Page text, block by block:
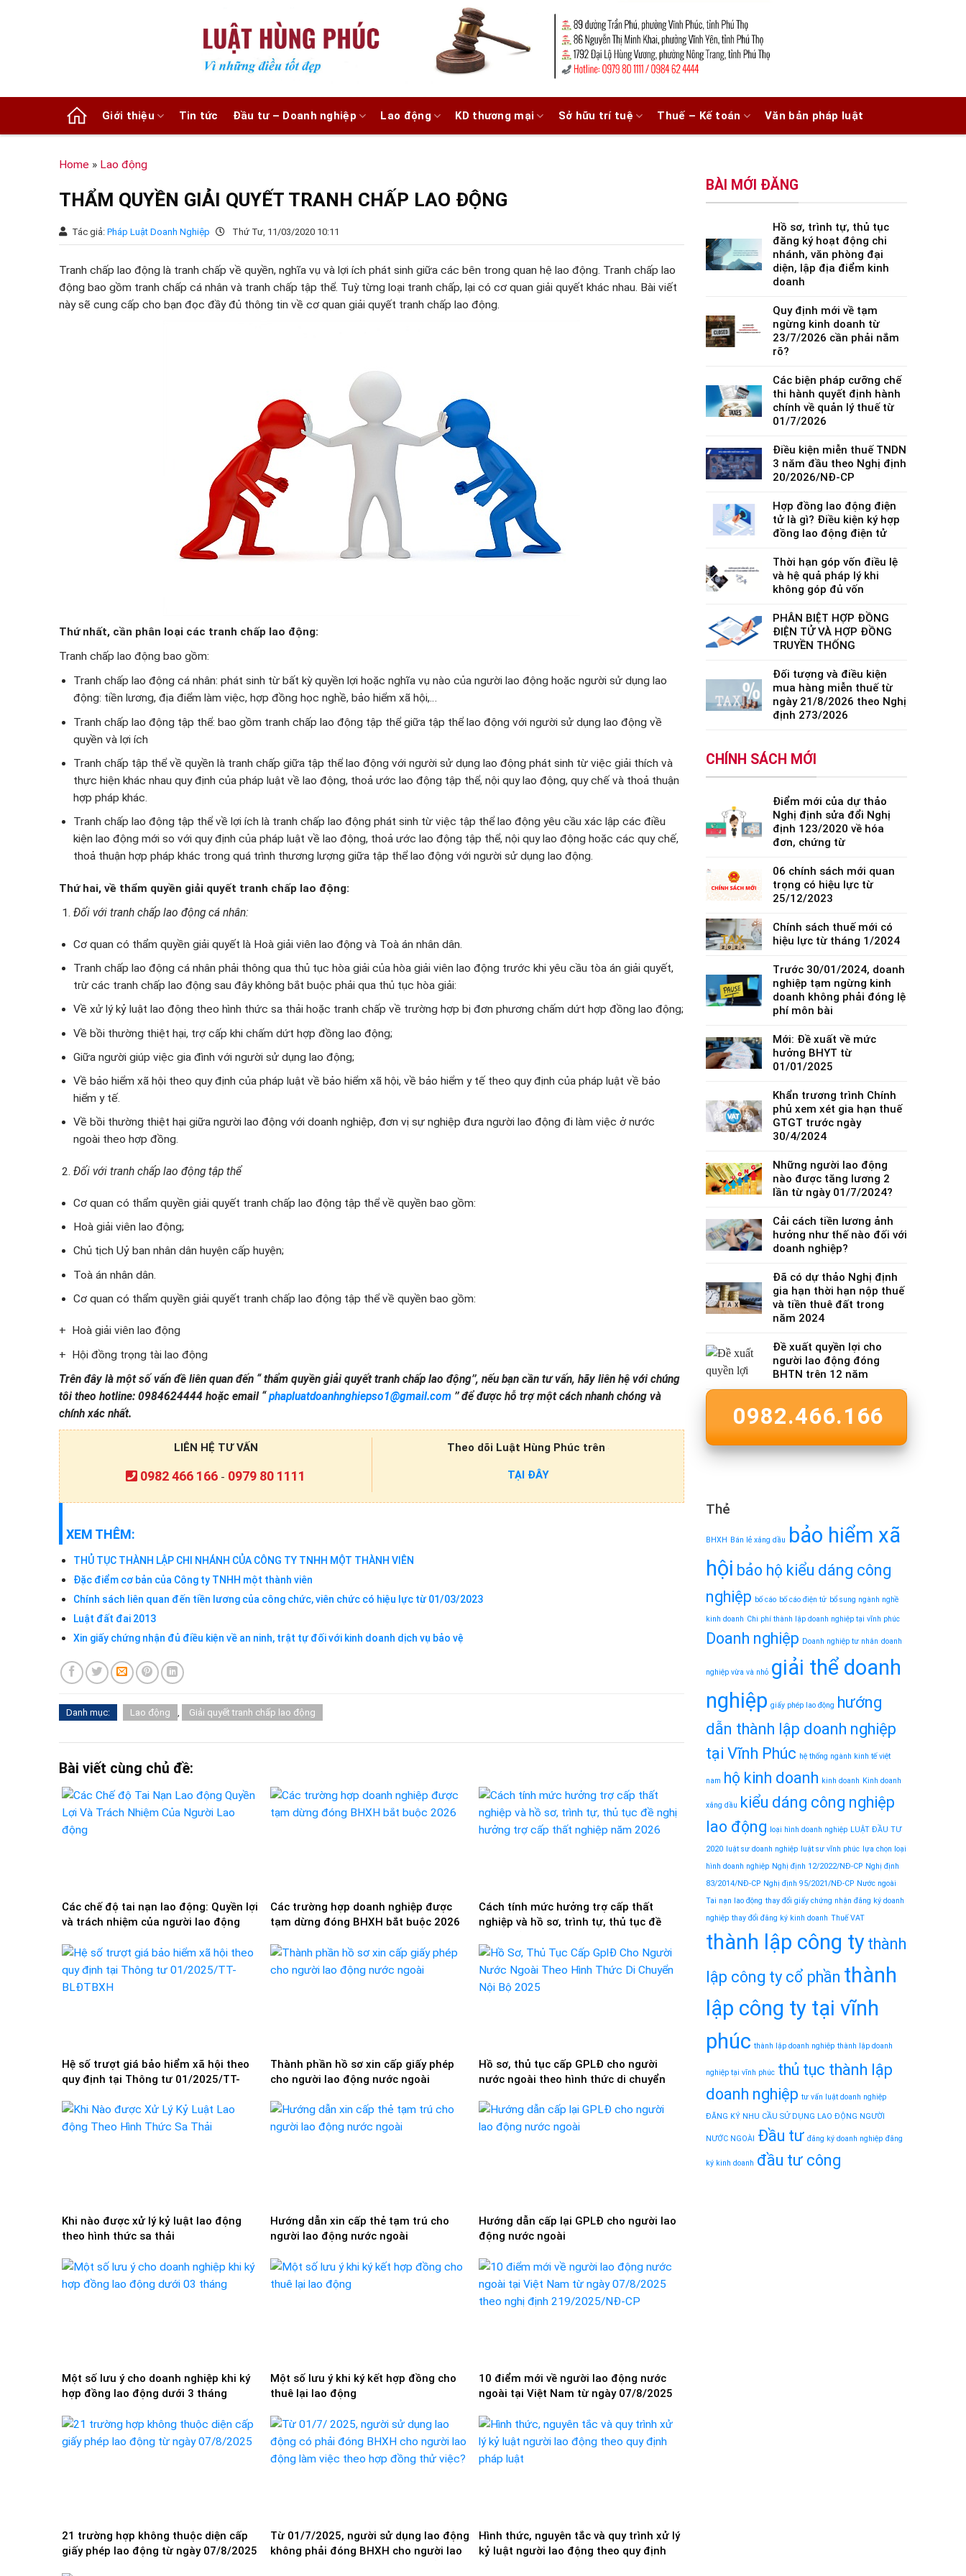
Giới thiệu Tin tức Đầu tư – Doanh nghiệp Lao động KD thương mại Sở hữu trí tuệ Thuế – Kế toán Văn bản pháp luật
Home » Lao động
THẨM QUYỀN GIẢI QUYẾT TRANH CHẤP LAO ĐỘNG
Tác giả: Pháp Luật Doanh Nghiệp Thứ Tư, 11/03/2020 10:11
Tranh chấp lao động là tranh chấp về quyền, nghĩa vụ và lợi ích phát sinh giữa các bên trong quan hệ lao động. Tranh chấp lao
động bao gồm tranh chấp cá nhân và tranh chấp tập thể. Tuỳ từng loại tranh chấp, lại có cơ quan giải quyết khác nhau. Bài viết
này sẽ cung cấp cho bạn đọc đầy đủ thông tin về cơ quan giải quyết tranh chấp lao động.
Thứ nhất, cần phân loại các tranh chấp lao động:
Tranh chấp lao động bao gồm:
Tranh chấp lao động cá nhân: phát sinh từ bất kỳ quyền lợi hoặc nghĩa vụ nào của người lao động hoặc người sử dụng lao
động: tiền lương, địa điểm làm việc, hợp đồng học nghề, bảo hiểm xã hội,…
Tranh chấp lao động tập thể: bao gồm tranh chấp lao động tập thể giữa tập thể lao động với người sử dụng lao động về
quyền và lợi ích
Tranh chấp tập thể về quyền là tranh chấp giữa tập thể lao động với người sử dụng lao động phát sinh từ việc giải thích và
thực hiện khác nhau quy định của pháp luật về lao động, thoả ước lao động tập thể, nội quy lao động, quy chế và thoả thuận
hợp pháp khác.
Tranh chấp lao động tập thể về lợi ích là tranh chấp lao động phát sinh từ việc tập thể lao động yêu cầu xác lập các điều
kiện lao động mới so với quy định của pháp luật về lao động, thoả ước lao động tập thể, nội quy lao động hoặc các quy chế,
thoả thuận hợp pháp khác trong quá trình thương lượng giữa tập thể lao động với người sử dụng lao động.
Thứ hai, về thẩm quyền giải quyết tranh chấp lao động:
Đối với tranh chấp lao động cá nhân:
Cơ quan có thẩm quyền giải quyết là Hoà giải viên lao động và Toà án nhân dân.
Tranh chấp lao động cá nhân phải thông qua thủ tục hòa giải của hòa giải viên lao động trước khi yêu cầu tòa án giải quyết,
trừ các tranh chấp lao động sau đây không bắt buộc phải qua thủ tục hòa giải:
Về xử lý kỷ luật lao động theo hình thức sa thải hoặc tranh chấp về trường hợp bị đơn phương chấm dứt hợp đồng lao động;
Về bồi thường thiệt hại, trợ cấp khi chấm dứt hợp đồng lao động;
Giữa người giúp việc gia đình với người sử dụng lao động;
Về bảo hiểm xã hội theo quy định của pháp luật về bảo hiểm xã hội, về bảo hiểm y tế theo quy định của pháp luật về bảo
hiểm y tế.
Về bồi thường thiệt hại giữa người lao động với doanh nghiệp, đơn vị sự nghiệp đưa người lao động đi làm việc ở nước
ngoài theo hợp đồng.
Đối với tranh chấp lao động tập thể
Cơ quan có thẩm quyền giải quyết tranh chấp lao động tập thể về quyền bao gồm:
Hoà giải viên lao động;
Chủ tịch Uỷ ban nhân dân huyện cấp huyện;
Toà án nhân dân.
Cơ quan có thẩm quyền giải quyết tranh chấp lao động tập thể về quyền bao gồm:
+ Hoà giải viên lao động
+ Hội đồng trọng tài lao động
Trên đây là một số vấn đề liên quan đến “thẩm quyền giải quyết tranh chấp lao động’’, nếu bạn cần tư vấn, hãy liên hệ với chúng
tôi theo hotline: 0984624444 hoặc email “phapluatdoanhnghiepso1@gmail.com ’’để được hỗ trợ một cách nhanh chóng và
chính xác nhất.
LIÊN HỆ TƯ VẤN
0982 466 166 - 0979 80 1111
Theo dõi Luật Hùng Phúc trên
TẠI ĐÂY
XEM THÊM:
THỦ TỤC THÀNH LẬP CHI NHÁNH CỦA CÔNG TY TNHH MỘT THÀNH VIÊN
Đặc điểm cơ bản của Công ty TNHH một thành viên
Chính sách liên quan đến tiền lương của công chức, viên chức có hiệu lực từ 01/03/2023
Luật đất đai 2013
Xin giấy chứng nhận đủ điều kiện về an ninh, trật tự đối với kinh doanh dịch vụ bảo vệ
Danh mục: Lao động , Giải quyết tranh chấp lao động
Bài viết cùng chủ đề:
Các chế độ tai nạn lao động: Quyền lợi
và trách nhiệm của người lao động
Các trường hợp doanh nghiệp được
tạm dừng đóng BHXH bắt buộc 2026
Cách tính mức hưởng trợ cấp thất
nghiệp và hồ sơ, trình tự, thủ tục đề
2026
Hệ số trượt giá bảo hiểm xã hội theo
quy định tại Thông tư 01/2025/TT-
Thành phần hồ sơ xin cấp giấy phép
cho người lao động nước ngoài
Hồ sơ, thủ tục cấp GPLĐ cho người
nước ngoài theo hình thức di chuyển
Khi nào được xử lý kỷ luật lao động
theo hình thức sa thải
Hướng dẫn xin cấp thẻ tạm trú cho
người lao động nước ngoài
Hướng dẫn cấp lại GPLĐ cho người lao
động nước ngoài
Một số lưu ý cho doanh nghiệp khi ký
hợp đồng lao động dưới 3 tháng
Một số lưu ý khi ký kết hợp đồng cho
thuê lại lao động
10 điểm mới về người lao động nước
ngoài tại Việt Nam từ ngày 07/8/2025
21 trường hợp không thuộc diện cấp
giấy phép lao động từ ngày 07/8/2025
Từ 01/7/2025, người sử dụng lao động
không phải đóng BHXH cho người lao
Hình thức, nguyên tắc và quy trình xử lý
kỷ luật người lao động theo quy định
BÀI MỚI ĐĂNG
Hồ sơ, trình tự, thủ tục
đăng ký hoạt động chi
nhánh, văn phòng đại
diện, lập địa điểm kinh
doanh
Quy định mới về tạm
ngừng kinh doanh từ
23/7/2026 cần phải nắm
rõ?
Các biện pháp cưỡng chế
thi hành quyết định hành
chính về quản lý thuế từ
01/7/2026
Điều kiện miễn thuế TNDN
3 năm đầu theo Nghị định
20/2026/NĐ-CP
Hợp đồng lao động điện
tử là gì? Điều kiện ký hợp
đồng lao động điện tử
Thời hạn góp vốn điều lệ
và hệ quả pháp lý khi
không góp đủ vốn
PHÂN BIỆT HỢP ĐỒNG
ĐIỆN TỬ VÀ HỢP ĐỒNG
TRUYỀN THỐNG
Đối tượng và điều kiện
mua hàng miễn thuế từ
ngày 21/8/2026 theo Nghị
định 273/2026
CHÍNH SÁCH MỚI
Điểm mới của dự thảo
Nghị định sửa đổi Nghị
định 123/2020 về hóa
đơn, chứng từ
06 chính sách mới quan
trọng có hiệu lực từ
25/12/2023
Chính sách thuế mới có
hiệu lực từ tháng 1/2024
Trước 30/01/2024, doanh
nghiệp tạm ngừng kinh
doanh không phải đóng lệ
phí môn bài
Mới: Đề xuất về mức
hưởng BHYT từ
01/01/2025
Khẩn trương trình Chính
phủ xem xét gia hạn thuế
GTGT trước ngày
30/4/2024
Những người lao động
nào được tăng lương 2
lần từ ngày 01/7/2024?
Cải cách tiền lương ảnh
hưởng như thế nào đối với
doanh nghiệp?
Đã có dự thảo Nghị định
gia hạn thời hạn nộp thuế
và tiền thuê đất trong
năm 2024
Đề xuất quyền lợi cho
người lao động đóng
BHTN trên 12 năm
0982.466.166
Thẻ
BHXH Bán lẻ xăng dầu
bảo hiểm xã
hội bảo hộ kiểu dáng công
nghiệp bố cáo bố cáo điện tử bổ sung ngành nghề
kinh doanh Chi phí thành lập doanh nghiệp tại vĩnh phúc
Doanh nghiệp Doanh nghiệp tư nhân doanh
nghiệp vừa và nhỏ giải thể doanh
nghiệp giấy phép lao động
hướng
dẫn thành lập doanh nghiệp
tại Vĩnh Phúc hệ thống ngành kinh tế việt
nam hộ kinh doanh kinh doanh Kinh doanh
xăng dầu
kiểu dáng công nghiệp
lao động
loại hình doanh nghiệp LUẬT ĐẦU TƯ
2020 luật sư doanh nghiệp luật sư vĩnh phúc
lựa chọn loại
hình doanh nghiệp Nghị định 12/2022/NĐ-CP Nghị định
83/2014/NĐ-CP Nghị định 95/2021/NĐ-CP Nước ngoài
Tai nạn lao động thay đổi giấy chứng nhận đăng ký doanh
nghiệp thay đổi đăng ký kinh doanh Thuế VAT
thành lập công ty thành
lập công ty cổ phần thành
lập công ty tại vĩnh
phúc thành lập doanh nghiệp thành lập doanh
nghiệp tại vĩnh phúc thủ tục thành lập
doanh nghiệp tư vấn luật doanh nghiệp
ĐĂNG KÝ NHU CẦU SỬ DỤNG LAO ĐỘNG NGƯỜI
NƯỚC NGOÀI Đầu tư đăng ký doanh nghiệp đăng
ký kinh doanh đầu tư công